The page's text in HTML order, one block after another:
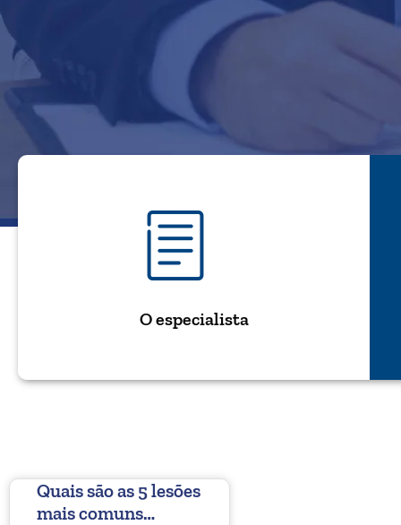
O especialista
Quais são as 5 lesões
mais comuns